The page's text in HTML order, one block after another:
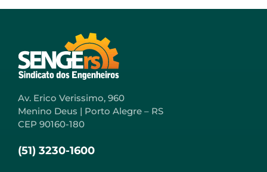
Av. Erico Verissimo, 960
Menino Deus | Porto Alegre – RS
CEP 90160-180
(51) 3230-1600